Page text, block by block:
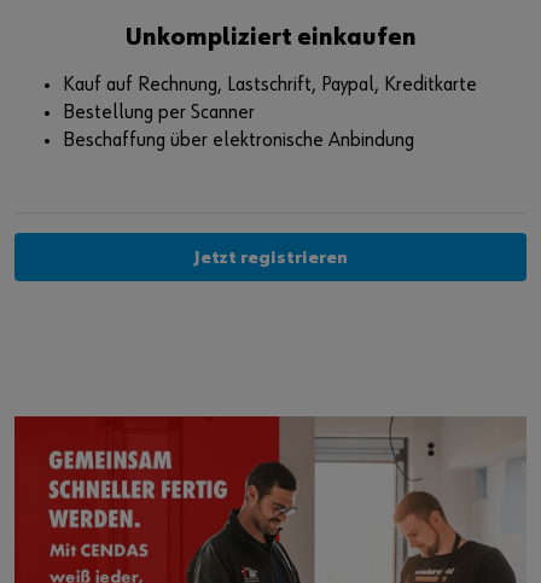
Unkompliziert einkaufen
Kauf auf Rechnung, Lastschrift, Paypal, Kreditkarte
Bestellung per Scanner
Beschaffung über elektronische Anbindung
Jetzt registrieren